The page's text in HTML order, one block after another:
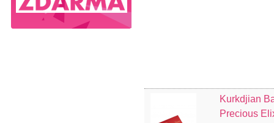
Kurkdjian
Precious